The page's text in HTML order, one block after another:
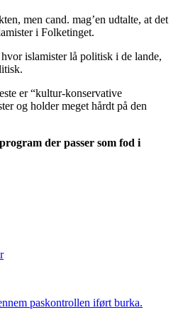
men cand. mag’en udtalte, at det
i Folketinget.
islamister lå politisk i de lande,
er “kultur-konservative
og holder meget hårdt på den
der passer som fod i
paskontrollen iført burka.